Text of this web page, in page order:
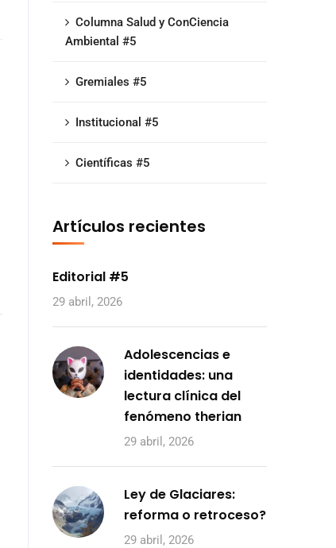
Columna Salud y ConCiencia
Ambiental #5
Gremiales #5
Institucional #5
Científicas #5
Artículos recientes
Editorial #5
29 abril, 2026
Adolescencias e
identidades: una
lectura clínica del
fenómeno therian
29 abril, 2026
Ley de Glaciares:
reforma o retroceso?
29 abril, 2026